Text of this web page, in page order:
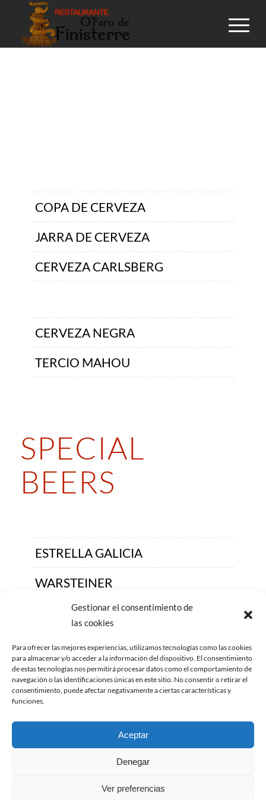
Gestionar el consentimiento de
las cookies
Para ofrecer las mejores experiencias, utilizamos tecnologías como las cookies
para almacenar y/o acceder a la información del dispositivo. El consentimiento
de estas tecnologías nos permitirá procesar datos como el comportamiento de
navegación o las identificaciones únicas en este sitio. No consentir o retirar el
consentimiento, puede afectar negativamente a ciertas características y
funciones.
Aceptar
Denegar
Ver preferencias
COPA DE CERVEZA
JARRA DE CERVEZA
CERVEZA CARLSBERG
CERVEZA NEGRA
TERCIO MAHOU
SPECIAL
BEERS
ESTRELLA GALICIA
WARSTEINER
ALHAMBRA
HÖNING LUDWING
WEISSBIER
COORS